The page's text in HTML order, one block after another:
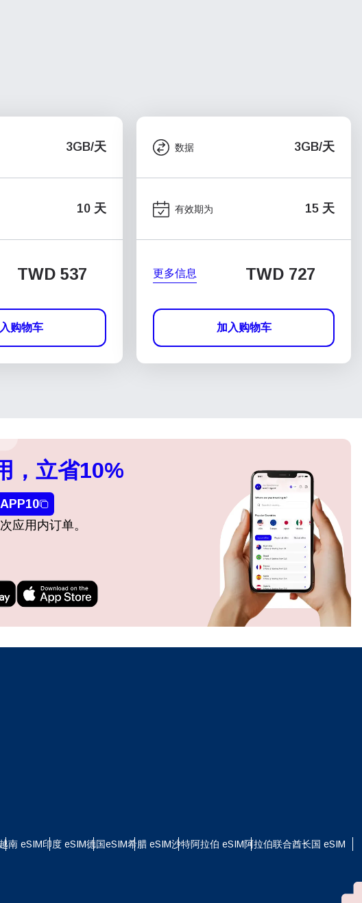
3GB/天
10 天
TWD 537
购物车
数据 3GB/天
有效期为 15 天
更多信息 TWD 727
加入购物车
you can scan
，立省10%
APP10
应用内订单。
越南 eSIM印度 eSIM德国eSIM希腊 eSIM沙特阿拉伯 eSIM阿拉伯联合酋长国 eSIM